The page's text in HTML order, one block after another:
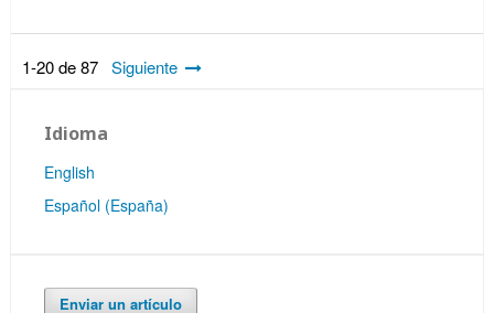
1-20 de 87 Siguiente
Idioma
English
Español (España)
Enviar un artículo